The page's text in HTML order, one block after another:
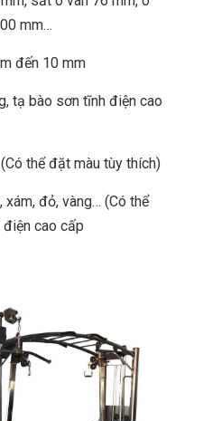
mm…
đến 10 mm
tạ bào sơn tĩnh điện cao
thể đặt màu tùy thích)
đỏ, vàng… (Có thể
cao cấp